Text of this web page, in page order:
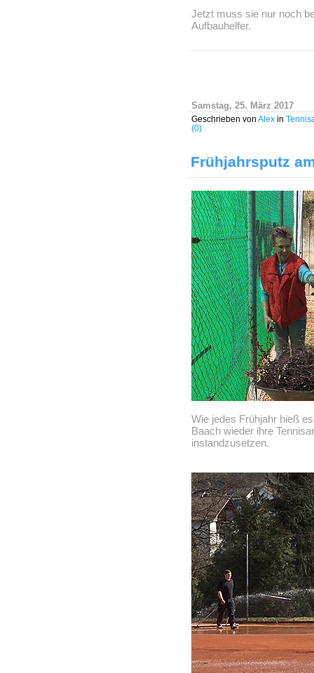
Jetzt muss sie nur noch
Aufbauhelfer.
Samstag, 25. März 2017
Geschrieben von Alex in
(0)
Frühjahrsputz
Wie jedes Frühjahr hieß
Baach wieder ihre
instandzusetzen.